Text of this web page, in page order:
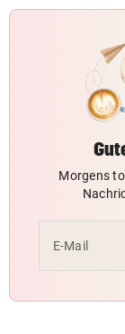
Morgens
E-Mail